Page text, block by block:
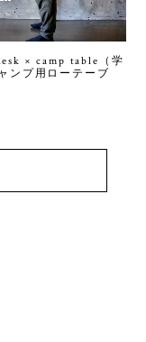
× camp table（学
ンプ用ローテーブ